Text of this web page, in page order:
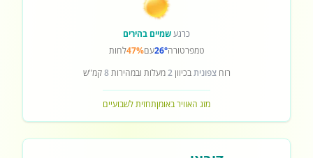
כרגעשמיים בהירים
טמפרטורה26°עם47%לחות
רוחצפוניתבכיוון2מעלות ובמהירות8קמ"ש
מזג האוויר באומןתחזית לשבועיים